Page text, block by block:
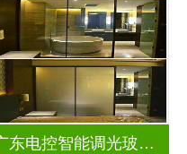
广东电控智能调光玻璃厂商排名